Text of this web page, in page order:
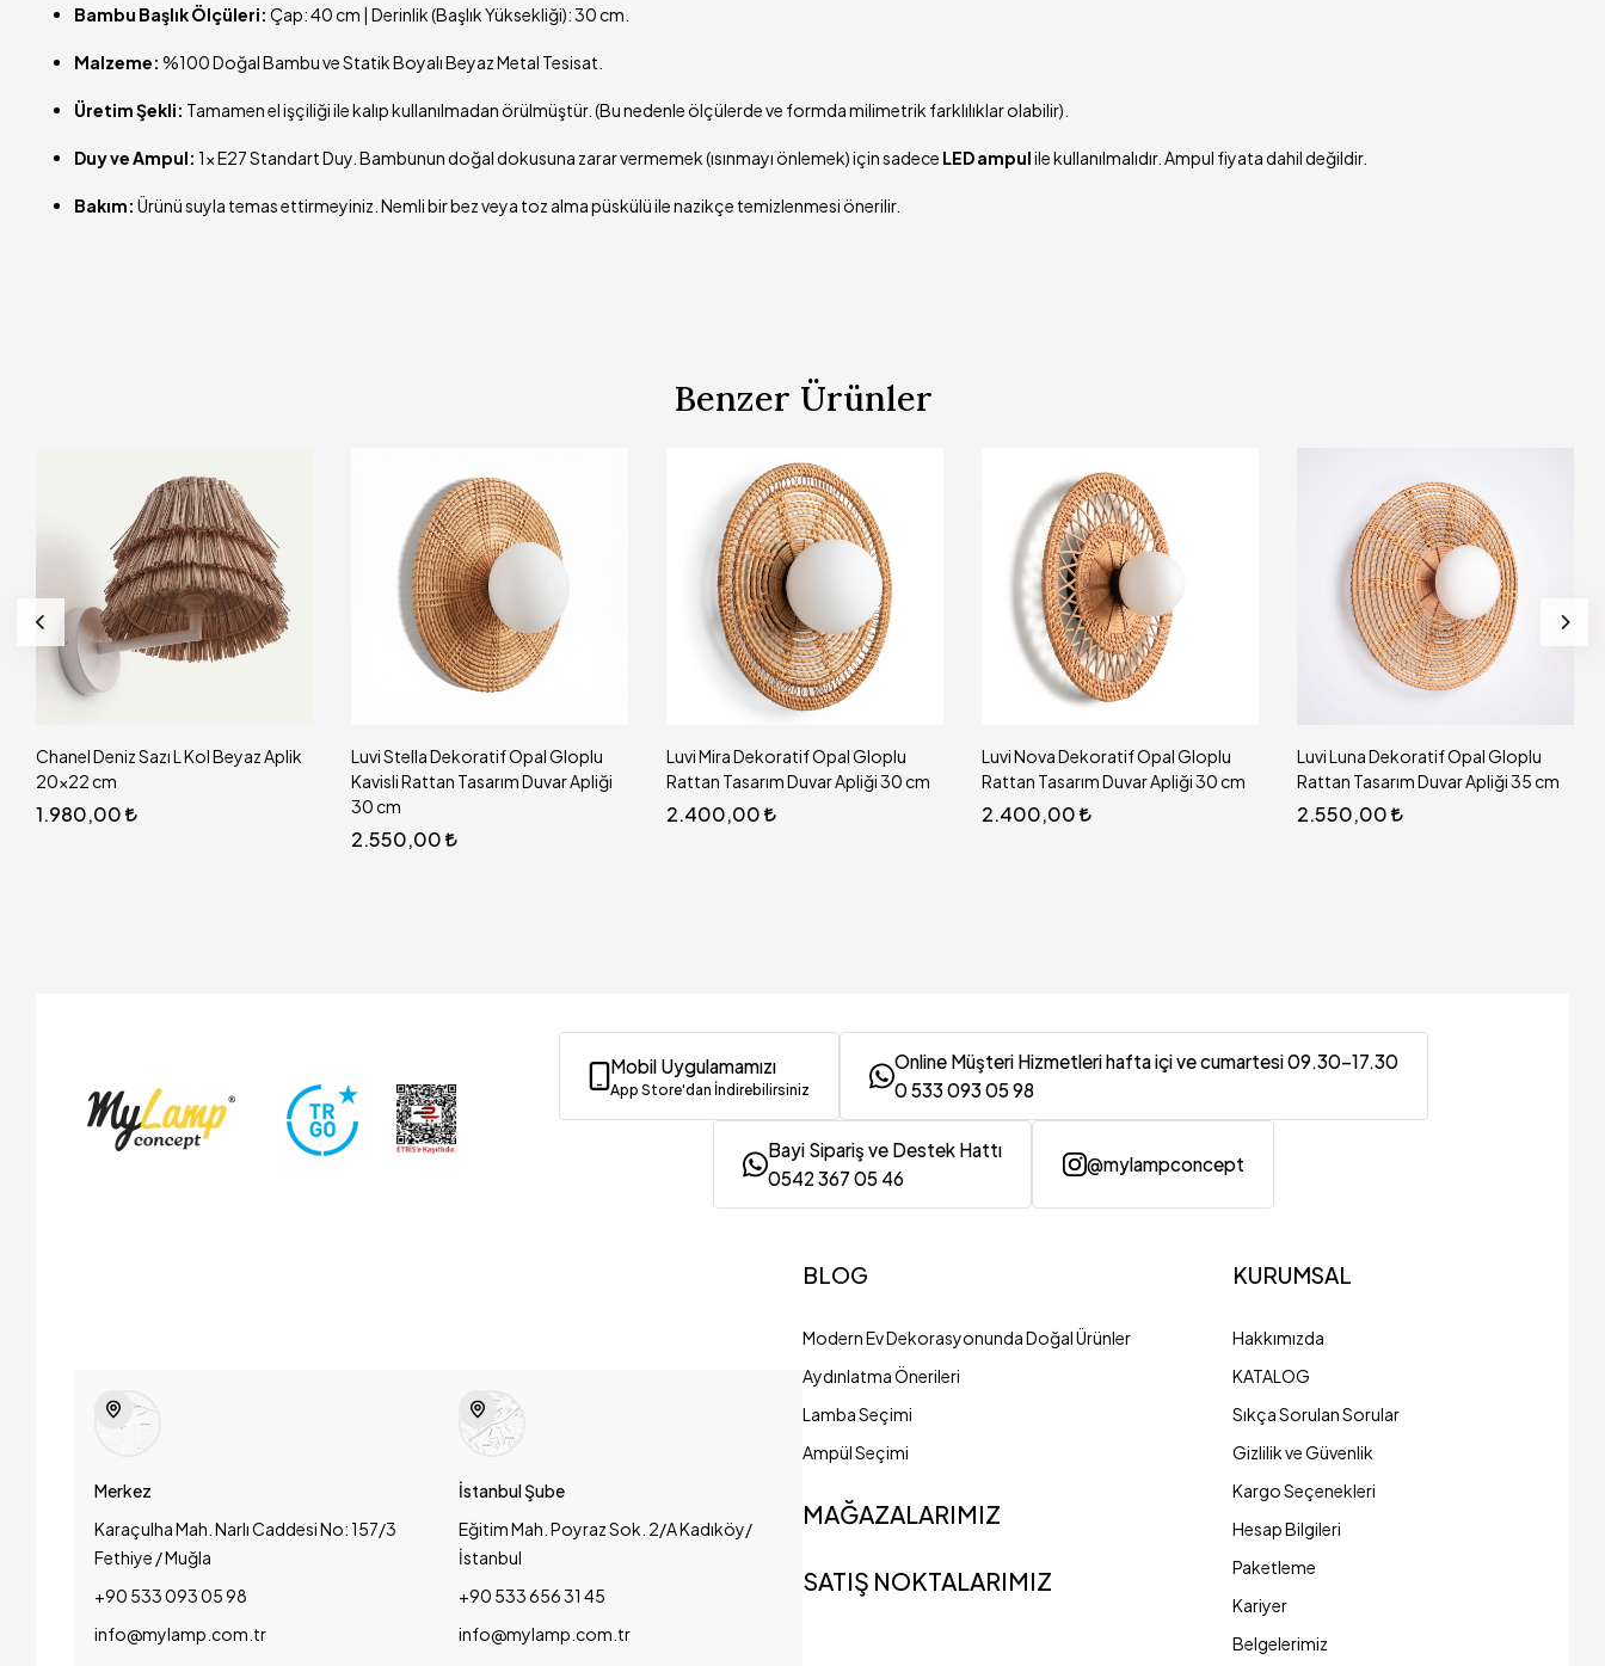
Bambu Başlık Ölçüleri: Çap: 40 cm | Derinlik (Başlık Yüksekliği): 30 cm.
Malzeme: %100 Doğal Bambu ve Statik Boyalı Beyaz Metal Tesisat.
Üretim Şekli: Tamamen el işçiliği ile kalıp kullanılmadan örülmüştür. (Bu nedenle ölçülerde ve formda milimetrik farklılıklar olabilir).
Duy ve Ampul: 1x E27 Standart Duy. Bambunun doğal dokusuna zarar vermemek (ısınmayı önlemek) için sadece LED ampulile kullanılmalıdır. Ampul fiyata dahil değildir.
Bakım: Ürünü suyla temas ettirmeyiniz. Nemli bir bez veya toz alma püskülü ile nazikçe temizlenmesi önerilir.
Benzer Ürünler
Luvi Stella Dekoratif Opal Gloplu
Kavisli Rattan Tasarım Duvar Apliği
30 cm
Luvi Mira Dekoratif Opal Gloplu
Rattan Tasarım Duvar Apliği 30 cm
2.400,00
Luvi Nova Dekoratif Opal Gloplu
Rattan Tasarım Duvar Apliği 30 cm
2.400,00
Luvi Luna Dekoratif Opal Gloplu
Rattan Tasarım Duvar Apliği 35 cm
2.550,00
Yaprak Doğal Bambu Aplik Tasarım
50x60 cm
6.850,00
Mobil Uygulamamızı
App Store'dan İndirebilirsiniz
Online Müşteri Hizmetleri hafta içi ve cumartesi 09.30-17.30
0 533 093 05 98
Bayi Sipariş ve Destek Hattı
0542 367 05 46
@mylampconcept
Merkez
Karaçulha Mah. Narlı Caddesi No: 157/3
Fethiye / Muğla
+90 533 093 05 98
info@mylamp.com.tr
İstanbul Şube
Eğitim Mah. Poyraz Sok. 2/A Kadıköy/
İstanbul
+90 533 656 31 45
info@mylamp.com.tr
BLOG
Modern Ev Dekorasyonunda Doğal Ürünler
Aydınlatma Önerileri
Lamba Seçimi
Ampül Seçimi
MAĞAZALARIMIZ
SATIŞ NOKTALARIMIZ
KURUMSAL
Hakkımızda
KATALOG
Sıkça Sorulan Sorular
Gizlilik ve Güvenlik
Kargo Seçenekleri
Hesap Bilgileri
Paketleme
Kariyer
Belgelerimiz